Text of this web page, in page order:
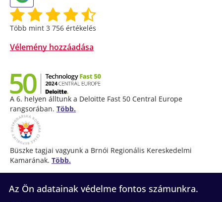
Több mint 3 756 értékelés
Vélemény hozzáadása
A 6. helyen álltunk a Deloitte Fast 50 Central Europe
rangsorában. Több.
Büszke tagjai vagyunk a Brnói Regionális Kereskedelmi
Kamarának. Több.
Az Ön adatainak védelme fontos számunkra.